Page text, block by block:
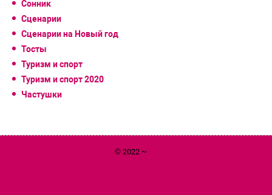
Сонник
Сценарии
Сценарии на Новый год
Тосты
Туризм и спорт
Туризм и спорт 2020
Частушки
© 2022 ~